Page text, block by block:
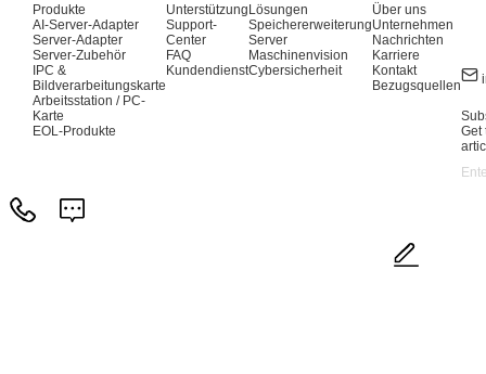
Produkte
AI-Server-Adapter
Server-Adapter
Server-Zubehör
IPC &
Bildverarbeitungskarte
Arbeitsstation / PC-
Karte
EOL-Produkte
Unterstützung
Support-
Center
FAQ
Kundendienst
Lösungen
Speichererweiterung
Server
Maschinenvision
Cybersicherheit
Über uns
Unternehmen
Nachrichten
Karriere
Kontakt
Bezugsquellen
Get